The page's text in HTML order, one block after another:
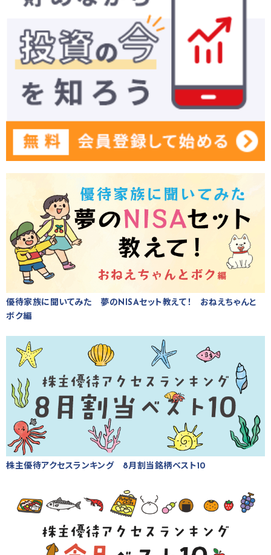
優待家族に聞いてみた 夢のNISAセット教えて！ おねえちゃんと
ボク編
株主優待アクセスランキング 8月割当銘柄ベスト10